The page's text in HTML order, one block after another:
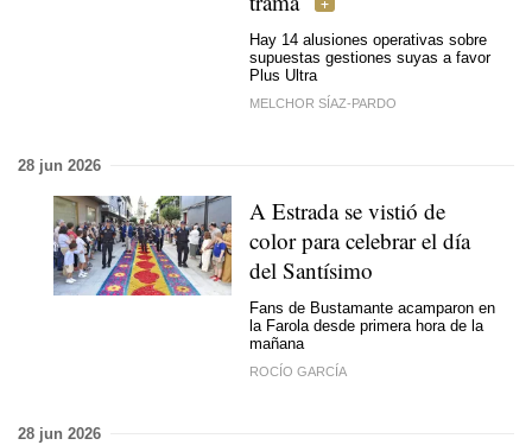
Hay 14 alusiones operativas sobre
supuestas gestiones suyas a favor
Plus Ultra
MELCHOR SÍAZ-PARDO
28 jun 2026
A Estrada se vistió de
color para celebrar el día
del Santísimo
Fans de Bustamante acamparon en
la Farola desde primera hora de la
mañana
ROCÍO GARCÍA
28 jun 2026